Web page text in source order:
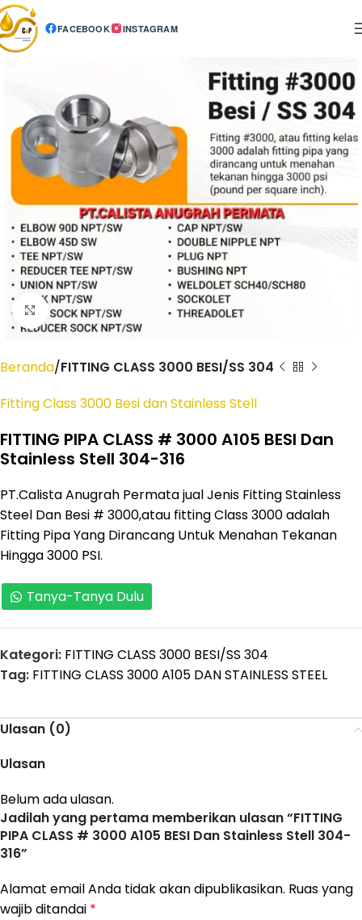
FACEBOOK INSTAGRAM
Click to enlarge
Beranda FITTING CLASS 3000 BESI/SS 304
Fitting Class 3000 Besi dan Stainless Stell
FITTING PIPA CLASS # 3000 A105 BESI Dan
Stainless Stell 304-316
PT.Calista Anugrah Permata jual Jenis Fitting Stainless
Steel Dan Besi # 3000,atau fitting Class 3000 adalah
Fitting Pipa Yang Dirancang Untuk Menahan Tekanan
Hingga 3000 PSI.
Tanya-Tanya Dulu
Kategori: FITTING CLASS 3000 BESI/SS 304
Tag: FITTING CLASS 3000 A105 DAN STAINLESS STEEL
Ulasan (0)
Ulasan
Belum ada ulasan.
Jadilah yang pertama memberikan ulasan “FITTING
PIPA CLASS # 3000 A105 BESI Dan Stainless Stell 304-
316”
Alamat email Anda tidak akan dipublikasikan. Ruas yang
wajib ditandai *